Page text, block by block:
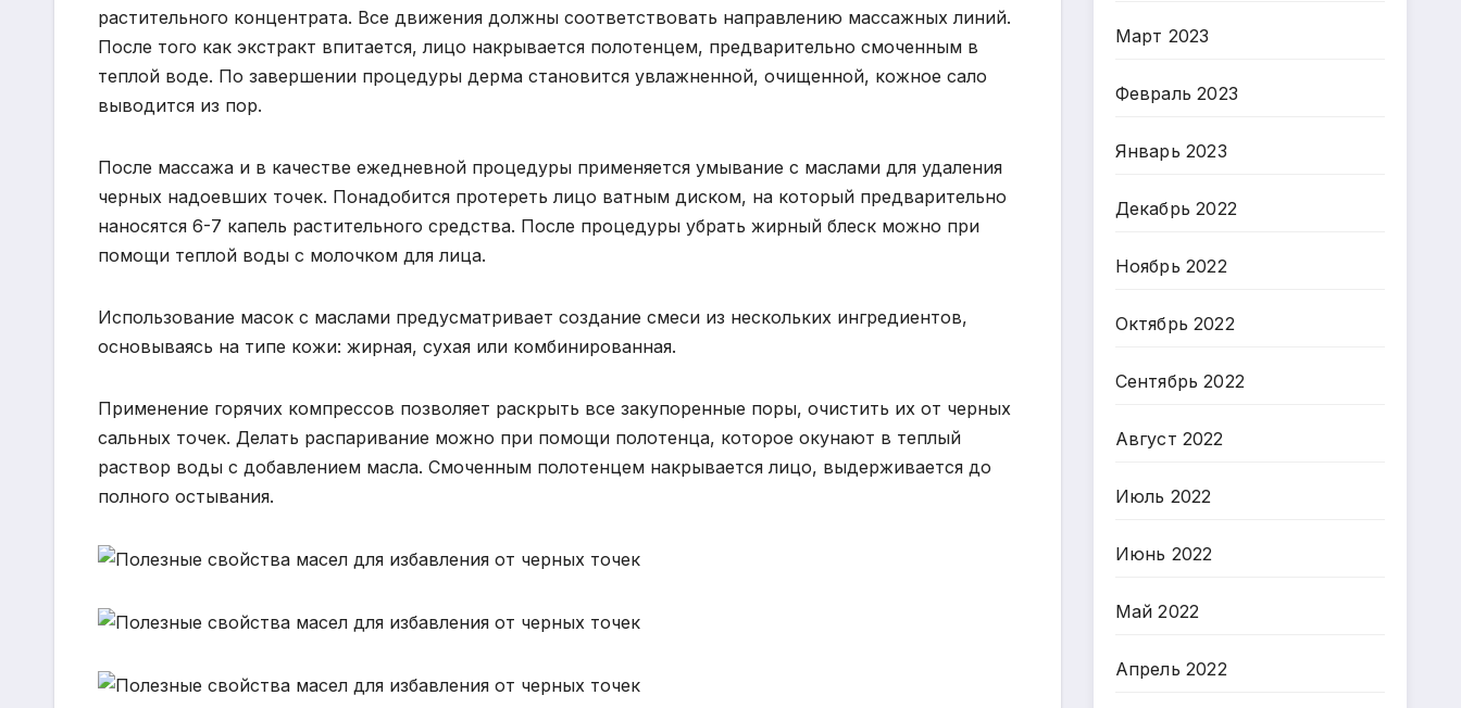
растительного концентрата. Все движения должны соответствовать направлению массажных линий.
После того как экстракт впитается, лицо накрывается полотенцем, предварительно смоченным в
теплой воде. По завершении процедуры дерма становится увлажненной, очищенной, кожное сало
выводится из пор.
После массажа и в качестве ежедневной процедуры применяется умывание с маслами для удаления
черных надоевших точек. Понадобится протереть лицо ватным диском, на который предварительно
наносятся 6-7 капель растительного средства. После процедуры убрать жирный блеск можно при
помощи теплой воды с молочком для лица.
Использование масок с маслами предусматривает создание смеси из нескольких ингредиентов,
основываясь на типе кожи: жирная, сухая или комбинированная.
Применение горячих компрессов позволяет раскрыть все закупоренные поры, очистить их от черных
сальных точек. Делать распаривание можно при помощи полотенца, которое окунают в теплый
раствор воды с добавлением масла. Смоченным полотенцем накрывается лицо, выдерживается до
полного остывания.
Март 2023
Февраль 2023
Январь 2023
Декабрь 2022
Ноябрь 2022
Октябрь 2022
Сентябрь 2022
Август 2022
Июль 2022
Июнь 2022
Май 2022
Апрель 2022